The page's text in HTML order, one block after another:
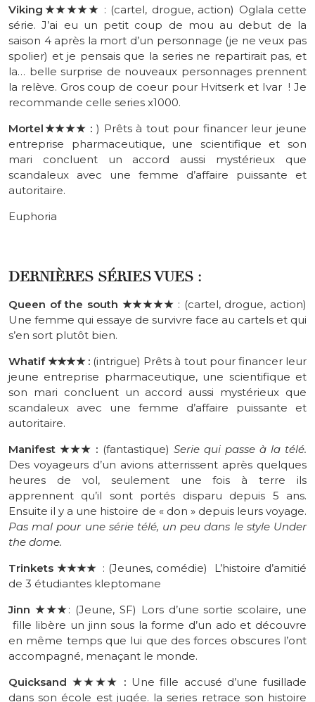
Viking★★★★★ : (cartel, drogue, action) Oglala cette
série. J’ai eu un petit coup de mou au debut de la
saison 4 après la mort d’un personnage (je ne veux pas
spolier) et je pensais que la series ne repartirait pas, et
la… belle surprise de nouveaux personnages prennent
la relève. Gros coup de coeur pour Hvitserk et Ivar ! Je
recommande celle series x1000.
Mortel★★★★ :) Prêts à tout pour financer leur jeune
entreprise pharmaceutique, une scientifique et son
mari concluent un accord aussi mystérieux que
scandaleux avec une femme d’affaire puissante et
autoritaire.
Euphoria
DERNIÈRES SÉRIES VUES :
Queen of the south ★★★★★ : (cartel, drogue, action)
Une femme qui essaye de survivre face au cartels et qui
s’en sort plutôt bien.
Whatif★★★★ : (intrigue) Prêts à tout pour financer leur
jeune entreprise pharmaceutique, une scientifique et
son mari concluent un accord aussi mystérieux que
scandaleux avec une femme d’affaire puissante et
autoritaire.
Manifest★★★ : (fantastique) Serie qui passe à la télé.
Des voyageurs d’un avions atterrissent après quelques
heures de vol, seulement une fois à terre ils
apprennent qu’il sont portés disparu depuis 5 ans.
Ensuite il y a une histoire de « don » depuis leurs voyage.
Pas mal pour une série télé, un peu dans le style Under
the dome.
Trinkets ★★★★ : (Jeunes, comédie) L’histoire d’amitié
de 3 étudiantes kleptomane
Jinn ★★★: (Jeune, SF) Lors d’une sortie scolaire, une
fille libère un jinn sous la forme d’un ado et découvre
en même temps que lui que des forces obscures l’ont
accompagné, menaçant le monde.
Quicksand ★★★★ : Une fille accusé d’une fusillade
dans son école est jugée. la series retrace son histoire